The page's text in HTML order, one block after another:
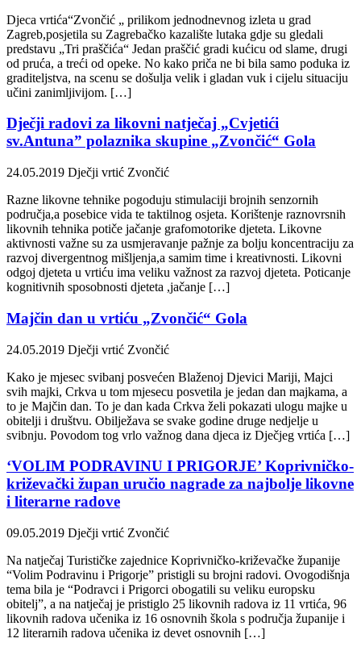
Djeca vrtića“Zvončić „ prilikom jednodnevnog izleta u grad
Zagreb,posjetila su Zagrebačko kazalište lutaka gdje su gledali
predstavu „Tri praščića“ Jedan praščić gradi kućicu od slame, drugi
od pruća, a treći od opeke. No kako priča ne bi bila samo poduka iz
graditeljstva, na scenu se došulja velik i gladan vuk i cijelu situaciju
učini zanimljivijom. […]
Dječji radovi za likovni natječaj „Cvjetići
sv.Antuna” polaznika skupine „Zvončić“ Gola
24.05.2019 Dječji vrtić Zvončić
Razne likovne tehnike pogoduju stimulaciji brojnih senzornih
područja,a posebice vida te taktilnog osjeta. Korištenje raznovrsnih
likovnih tehnika potiče jačanje grafomotorike djeteta. Likovne
aktivnosti važne su za usmjeravanje pažnje za bolju koncentraciju za
razvoj divergentnog mišljenja,a samim time i kreativnosti. Likovni
odgoj djeteta u vrtiću ima veliku važnost za razvoj djeteta. Poticanje
kognitivnih sposobnosti djeteta ,jačanje […]
Majčin dan u vrtiću „Zvončić“ Gola
24.05.2019 Dječji vrtić Zvončić
Kako je mjesec svibanj posvećen Blaženoj Djevici Mariji, Majci
svih majki, Crkva u tom mjesecu posvetila je jedan dan majkama, a
to je Majčin dan. To je dan kada Crkva želi pokazati ulogu majke u
obitelji i društvu. Obilježava se svake godine druge nedjelje u
svibnju. Povodom tog vrlo važnog dana djeca iz Dječjeg vrtića […]
‘VOLIM PODRAVINU I PRIGORJE’ Koprivničko-
križevački župan uručio nagrade za najbolje likovne
i literarne radove
09.05.2019 Dječji vrtić Zvončić
Na natječaj Turističke zajednice Koprivničko-križevačke županije
“Volim Podravinu i Prigorje” pristigli su brojni radovi. Ovogodišnja
tema bila je “Podravci i Prigorci obogatili su veliku europsku
obitelj”, a na natječaj je pristiglo 25 likovnih radova iz 11 vrtića, 96
likovnih radova učenika iz 16 osnovnih škola s područja županije i
12 literarnih radova učenika iz devet osnovnih […]